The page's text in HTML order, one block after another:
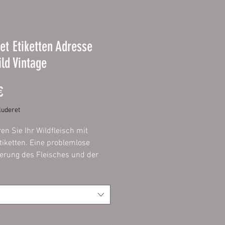
Etiketten Adresse
Vintage
Pris
Sie Ihr Wildfleisch mit
Eine problemlose
des Fleisches und der
einfach und
das Etikett mit einem